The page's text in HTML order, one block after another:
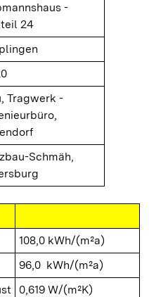
-
24
Tragwerk -
Schmäh,
108,0 kWh/(m²a)
96,0 kWh/(m²a)
0,619 W/(m²K)